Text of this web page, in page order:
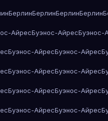
БерлинБерлинБерлинБерлин
АйресБуэнос-АйресБуэнос-
Буэнос-АйресБуэнос-Айрес
Буэнос-АйресБуэнос-Айрес
Буэнос-АйресБуэнос-Айрес
Буэнос-АйресБуэнос-Айрес